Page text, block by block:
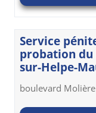
Service
probation du
sur-Helpe-
boulevard